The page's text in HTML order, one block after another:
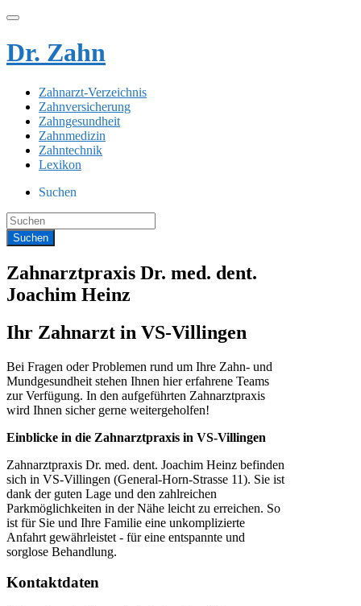
Dr. Zahn
Zahnarzt-Verzeichnis
Zahnversicherung
Zahngesundheit
Zahnmedizin
Zahntechnik
Lexikon
Suchen
Zahnarztpraxis Dr. med. dent.
Joachim Heinz
Ihr Zahnarzt in VS-Villingen
Bei Fragen oder Problemen rund um Ihre Zahn- und
Mundgesundheit stehen Ihnen hier erfahrene Teams
zur Verfügung. In den aufgeführten Zahnarztpraxis
wird Ihnen sicher gerne weitergeholfen!
Einblicke in die Zahnarztpraxis in VS-Villingen
Zahnarztpraxis Dr. med. dent. Joachim Heinz befinden
sich in VS-Villingen (General-Horn-Strasse 11). Sie ist
dank der guten Lage und den zahlreichen
Parkmöglichkeiten in der Nähe leicht zu erreichen. So
ist für Sie und Ihre Familie eine unkomplizierte
Anfahrt gewährleistet - für eine entspannte und
sorglose Behandlung.
Kontaktdaten